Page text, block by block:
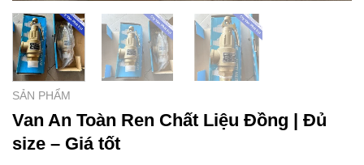
SẢN PHẨM
Van An Toàn Ren Chất Liệu Đồng | Đủ
size – Giá tốt